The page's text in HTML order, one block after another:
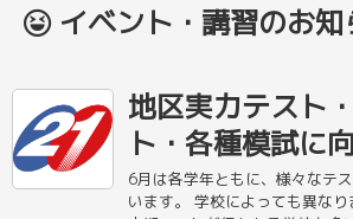
イベント・講習のお知
地区実力テスト
ト・各種模試に
6月は各学年ともに、様々なテ
います。 学校によっても異な